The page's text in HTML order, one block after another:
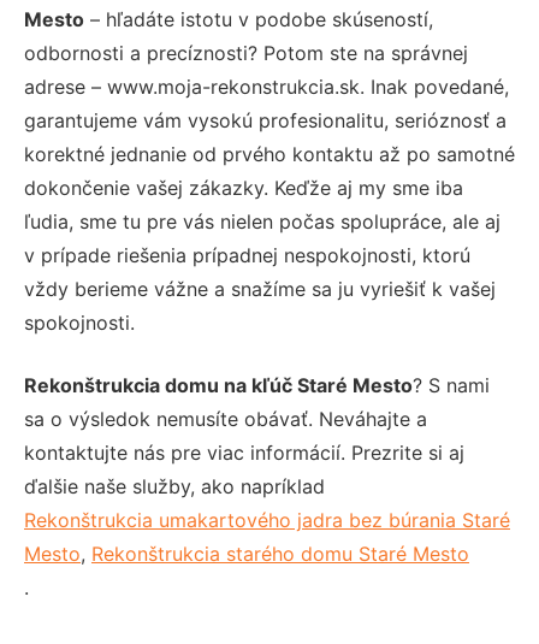
Mesto – hľadáte istotu v podobe skúseností,
odbornosti a precíznosti? Potom ste na správnej
adrese – www.moja-rekonstrukcia.sk. Inak povedané,
garantujeme vám vysokú profesionalitu, serióznosť a
korektné jednanie od prvého kontaktu až po samotné
dokončenie vašej zákazky. Keďže aj my sme iba
ľudia, sme tu pre vás nielen počas spolupráce, ale aj
v prípade riešenia prípadnej nespokojnosti, ktorú
vždy berieme vážne a snažíme sa ju vyriešiť k vašej
spokojnosti.
Rekonštrukcia domu na kľúč Staré Mesto? S nami
sa o výsledok nemusíte obávať. Neváhajte a
kontaktujte nás pre viac informácií. Prezrite si aj
ďalšie naše služby, ako napríklad
Rekonštrukcia umakartového jadra bez búrania Staré
Mesto, Rekonštrukcia starého domu Staré Mesto
.